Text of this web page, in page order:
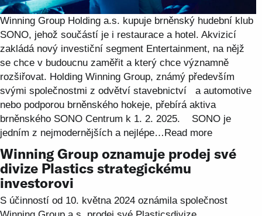
Winning Group Holding a.s. kupuje brněnský hudební klub
SONO, jehož součástí je i restaurace a hotel. Akvizicí
zakládá nový investiční segment Entertainment, na nějž
se chce v budoucnu zaměřit a který chce významně
rozšiřovat. Holding Winning Group, známý především
svými společnostmi z odvětví stavebnictví a automotive
nebo podporou brněnského hokeje, přebírá aktiva
brněnského SONO Centrum k 1. 2. 2025. SONO je
jedním z nejmodernějších a nejlépe…Read more
Winning Group oznamuje prodej své
divize Plastics strategickému
investorovi
S účinností od 10. května 2024 oznámila společnost